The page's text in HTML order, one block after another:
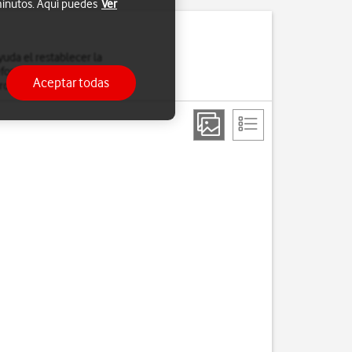
Es recomendable
Aquí puedes Ver
Aceptar todas